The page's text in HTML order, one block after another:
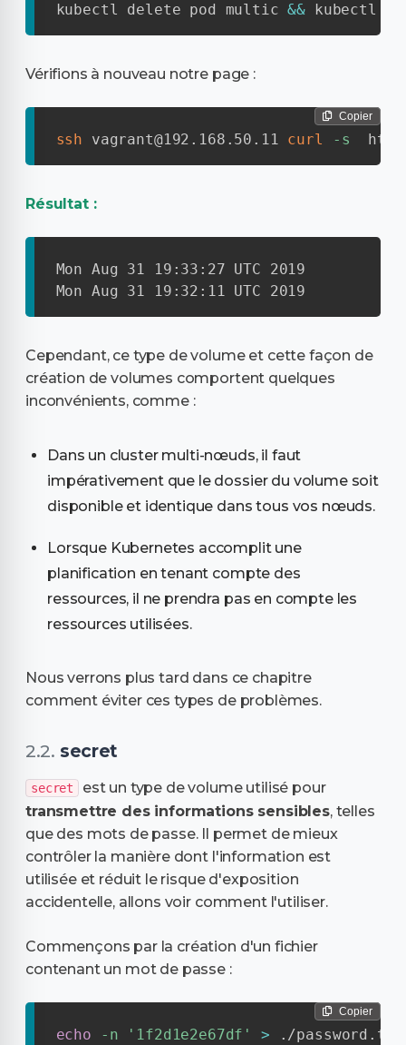
kubectl delete pod multic && kubectl
Vérifions à nouveau notre page :
Copier
ssh vagrant@192.168.50.11 curl -s
Résultat :
Mon Aug 31 19:33:27 UTC 2019
Mon Aug 31 19:32:11 UTC 2019
Cependant, ce type de volume et cette façon de
création de volumes comportent quelques
inconvénients, comme :
Dans un cluster multi-nœuds, il faut
impérativement que le dossier du volume soit
disponible et identique dans tous vos nœuds.
Lorsque Kubernetes accomplit une
planification en tenant compte des
ressources, il ne prendra pas en compte les
ressources utilisées.
Nous verrons plus tard dans ce chapitre
comment éviter ces types de problèmes.
secret
secret
est un type de volume utilisé pour
transmettre des informations sensibles, telles
que des mots de passe. Il permet de mieux
contrôler la manière dont l'information est
utilisée et réduit le risque d'exposition
accidentelle, allons voir comment l'utiliser.
Commençons par la création d'un fichier
contenant un mot de passe :
Copier
echo -n '1f2d1e2e67df' > ./password.txt